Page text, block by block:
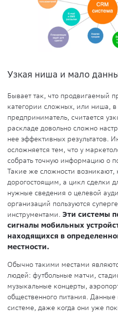
Узкая ниша и мало
Бывает так, что продвигаемый
категории сложных, или ниша, в
предприниматель, считается
раскладе довольно сложно
нее эффективных результатов.
осложняется тем, что у
собрать точную информацию о
Такие же сложности возникают,
дорогостоящим, а цикл сделки
нужные сведения о целевой
организаций пользуются
инструментами. Эти системы
сигналы мобильных
находящихся в
местности.
Обычно такими местами
людей: футбольные матчи,
музыкальные концерты,
общественного питания. Данные
системе, даже когда они уже